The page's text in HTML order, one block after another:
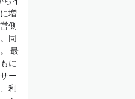
増
側
同
最
に
ー
利